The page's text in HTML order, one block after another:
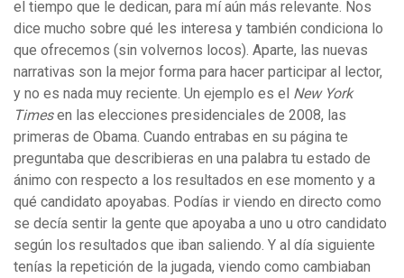
el tiempo que le dedican, para mí aún más relevante. Nos
dice mucho sobre qué les interesa y también condiciona lo
que ofrecemos (sin volvernos locos). Aparte, las nuevas
narrativas son la mejor forma para hacer participar al lector,
y no es nada muy reciente. Un ejemplo es el New York
Timesen las elecciones presidenciales de 2008, las
primeras de Obama. Cuando entrabas en su página te
preguntaba que describieras en una palabra tu estado de
ánimo con respecto a los resultados en ese momento y a
qué candidato apoyabas. Podías ir viendo en directo como
se decía sentir la gente que apoyaba a uno u otro candidato
según los resultados que iban saliendo. Y al día siguiente
tenías la repetición de la jugada, viendo como cambiaban